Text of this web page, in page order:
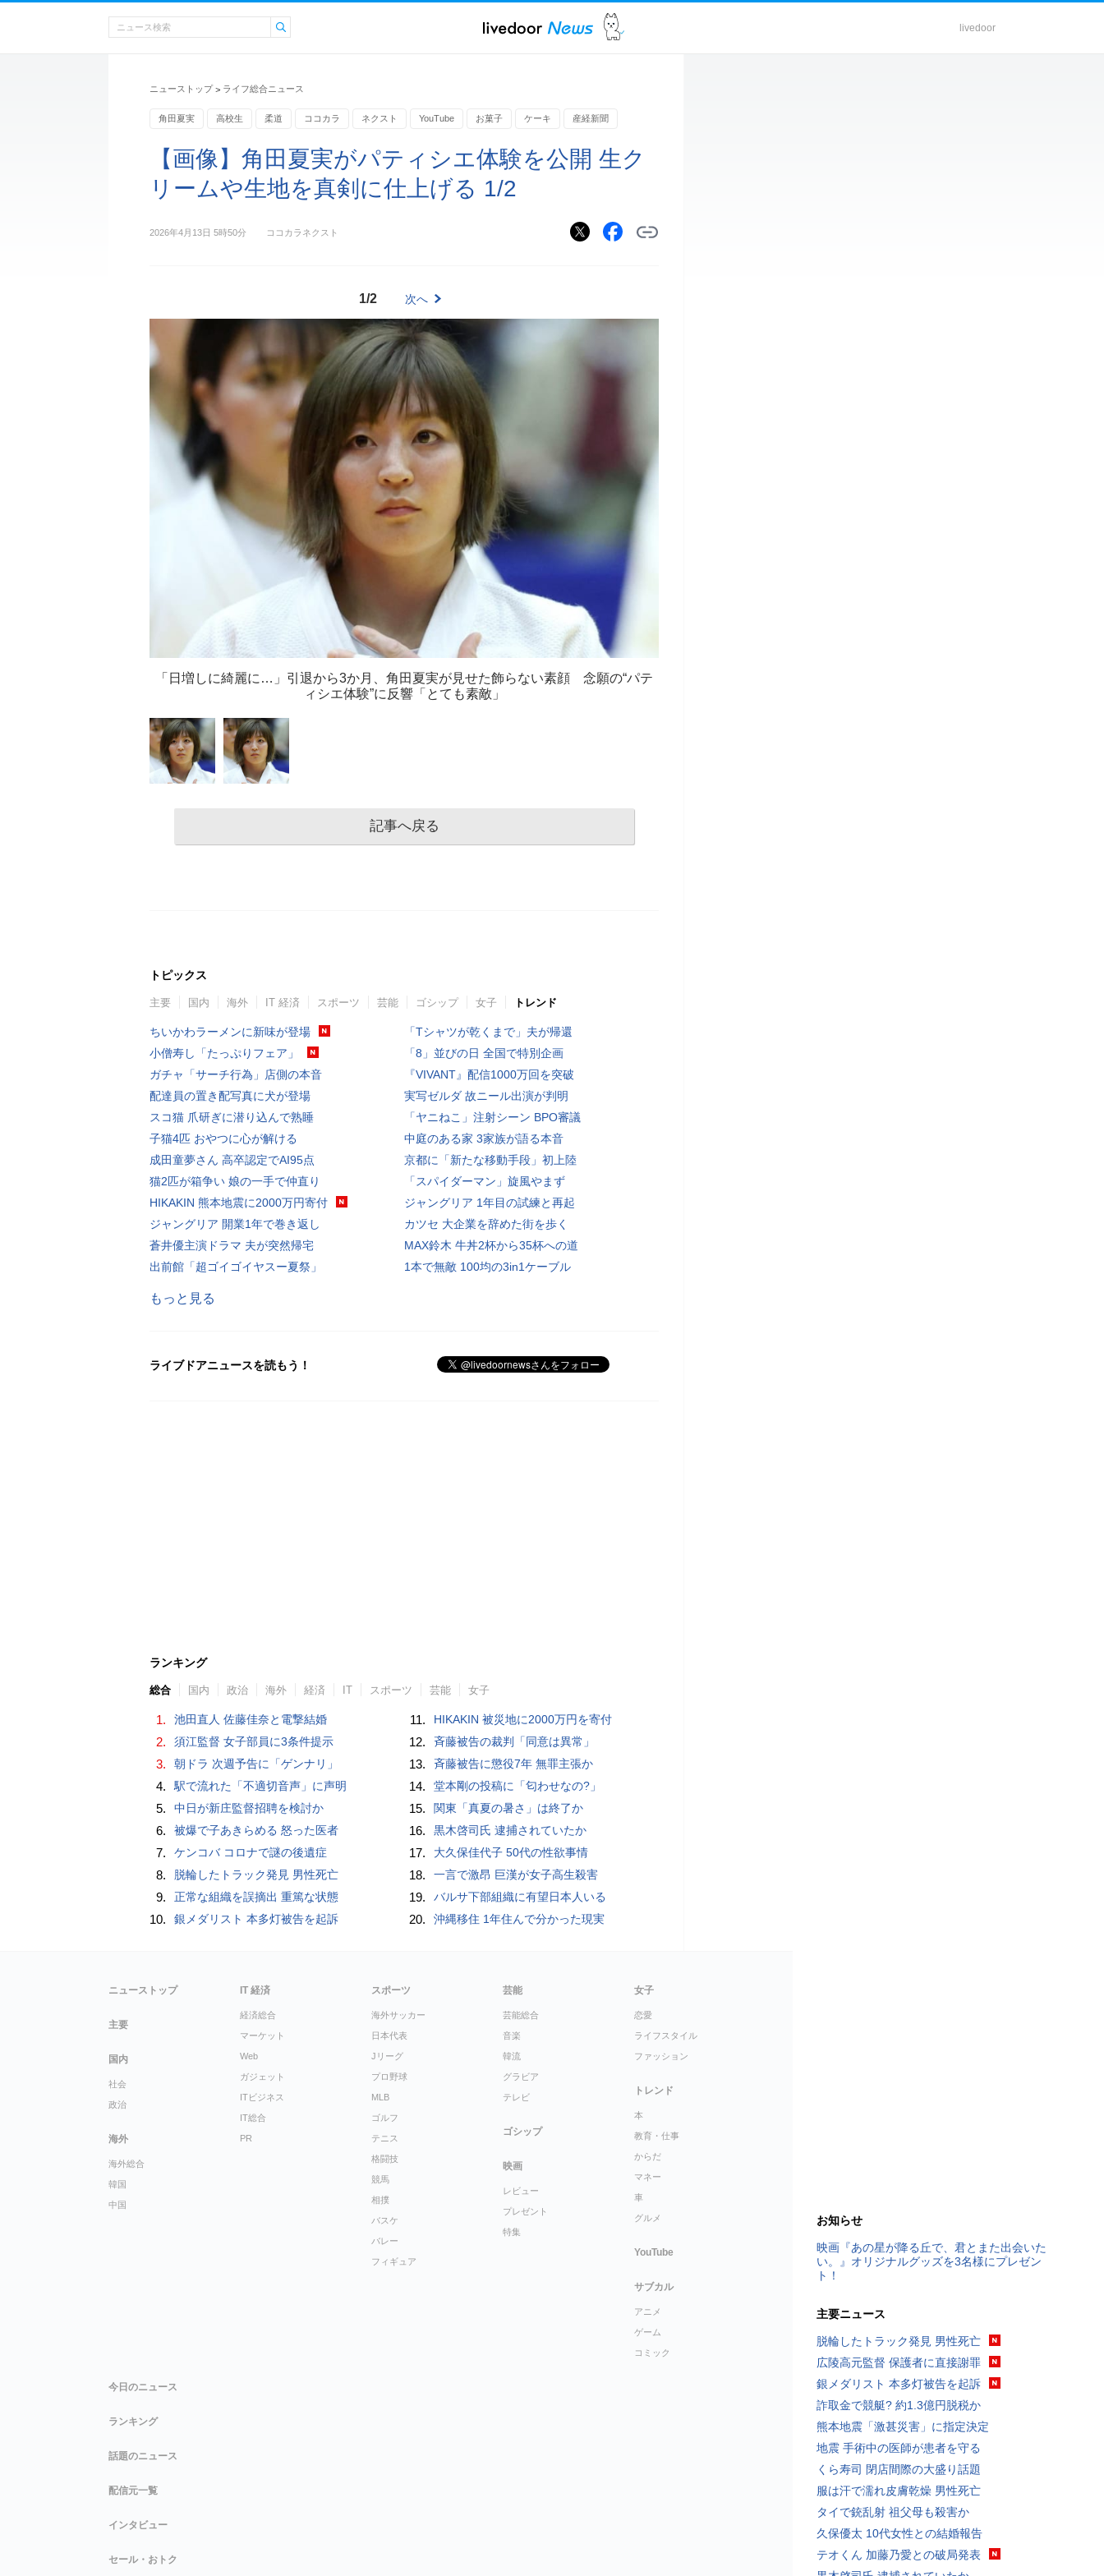
livedoor
ニューストップ > ライフ総合ニュース
角田夏実 高校生 柔道 ココカラ ネクスト YouTube お菓子 ケーキ 産経新聞
【画像】角田夏実がパティシエ体験を公開 生ク
リームや生地を真剣に仕上げる 1/2
2026年4月13日 5時50分 ココカラネクスト
1/2 次へ
「日増しに綺麗に…」引退から3か月、角田夏実が見せた飾らない素顔 念願の“パテ
ィシエ体験”に反響「とても素敵」
記事へ戻る
トピックス
主要 国内 海外 IT 経済 スポーツ 芸能 ゴシップ 女子 トレンド
ちいかわラーメンに新味が登場
小僧寿し「たっぷりフェア」
ガチャ「サーチ行為」店側の本音
配達員の置き配写真に犬が登場
スコ猫 爪研ぎに潜り込んで熟睡
子猫4匹 おやつに心が解ける
成田童夢さん 高卒認定でAI95点
猫2匹が箱争い 娘の一手で仲直り
HIKAKIN 熊本地震に2000万円寄付
ジャングリア 開業1年で巻き返し
蒼井優主演ドラマ 夫が突然帰宅
出前館「超ゴイゴイヤスー夏祭」
「Tシャツが乾くまで」夫が帰還
「8」並びの日 全国で特別企画
『VIVANT』配信1000万回を突破
実写ゼルダ 故ニール出演が判明
「ヤニねこ」注射シーン BPO審議
中庭のある家 3家族が語る本音
京都に「新たな移動手段」初上陸
「スパイダーマン」旋風やまず
ジャングリア 1年目の試練と再起
カツセ 大企業を辞めた街を歩く
MAX鈴木 牛丼2杯から35杯への道
1本で無敵 100均の3in1ケーブル
もっと見る
ライブドアニュースを読もう！
ランキング
総合 国内 政治 海外 経済 IT スポーツ 芸能 女子
1. 池田直人 佐藤佳奈と電撃結婚
2. 須江監督 女子部員に3条件提示
3. 朝ドラ 次週予告に「ゲンナリ」
4. 駅で流れた「不適切音声」に声明
5. 中日が新庄監督招聘を検討か
6. 被爆で子あきらめる 怒った医者
7. ケンコバ コロナで謎の後遺症
8. 脱輪したトラック発見 男性死亡
9. 正常な組織を誤摘出 重篤な状態
10. 銀メダリスト 本多灯被告を起訴
11. HIKAKIN 被災地に2000万円を寄付
12. 斉藤被告の裁判「同意は異常」
13. 斉藤被告に懲役7年 無罪主張か
14. 堂本剛の投稿に「匂わせなの?」
15. 関東「真夏の暑さ」は終了か
16. 黒木啓司氏 逮捕されていたか
17. 大久保佳代子 50代の性欲事情
18. 一言で激昂 巨漢が女子高生殺害
19. バルサ下部組織に有望日本人いる
20. 沖縄移住 1年住んで分かった現実
お知らせ
映画『あの星が降る丘で、君とまた出会いた
い。』オリジナルグッズを3名様にプレゼン
ト！
主要ニュース
脱輪したトラック発見 男性死亡
広陵高元監督 保護者に直接謝罪
銀メダリスト 本多灯被告を起訴
詐取金で競艇? 約1.3億円脱税か
熊本地震「激甚災害」に指定決定
地震 手術中の医師が患者を守る
くら寿司 閉店間際の大盛り話題
服は汗で濡れ皮膚乾燥 男性死亡
タイで銃乱射 祖父母も殺害か
久保優太 10代女性との結婚報告
テオくん 加藤乃愛との破局発表
ニューストップ
主要
国内
社会
政治
海外
海外総合
韓国
中国
IT 経済
経済総合
マーケット
Web
ガジェット
ITビジネス
IT総合
PR
スポーツ
海外サッカー
日本代表
Jリーグ
プロ野球
MLB
ゴルフ
テニス
格闘技
競馬
相撲
バスケ
バレー
フィギュア
芸能
芸能総合
音楽
韓流
グラビア
テレビ
ゴシップ
映画
レビュー
プレゼント
特集
女子
恋愛
ライフスタイル
ファッション
トレンド
本
教育・仕事
からだ
マネー
車
グルメ
YouTube
サブカル
アニメ
ゲーム
コミック
今日のニュース
ランキング
話題のニュース
配信元一覧
インタビュー
セール・おトク